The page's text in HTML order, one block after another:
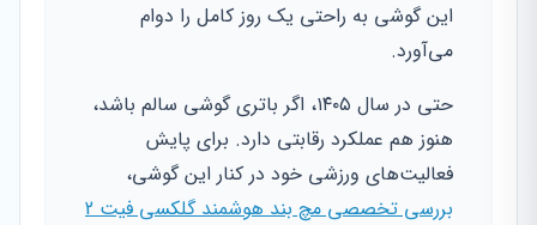
این گوشی به راحتی یک روز کامل را دوام
می‌آورد.
حتی در سال ۱۴۰۵، اگر باتری گوشی سالم باشد،
هنوز هم عملکرد رقابتی دارد. برای پایش
فعالیت‌های ورزشی خود در کنار این گوشی،
بررسی تخصصی مچ بند هوشمند گلکسی فیت 2